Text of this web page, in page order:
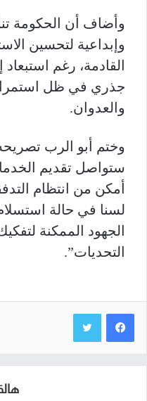
وأضاف أن الحكومة
وإبداعية لتحسين
القادمة، رغم
جذري في ظل
والعدوان.
وختم أبو الرب
ستواصل تقديم
أمكن من انتظام
لسنا في حالة
الجهود الممكنة
التحديات”.